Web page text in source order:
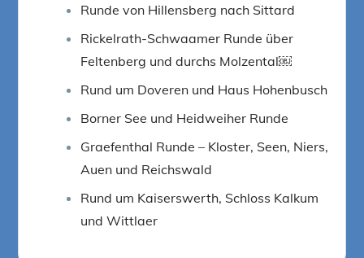
Runde von Hillensberg nach Sittard
Rickelrath-Schwaamer Runde über
Feltenberg und durchs Molzental￼
Rund um Doveren und Haus Hohenbusch
Borner See und Heidweiher Runde
Graefenthal Runde – Kloster, Seen, Niers,
Auen und Reichswald
Rund um Kaiserswerth, Schloss Kalkum
und Wittlaer